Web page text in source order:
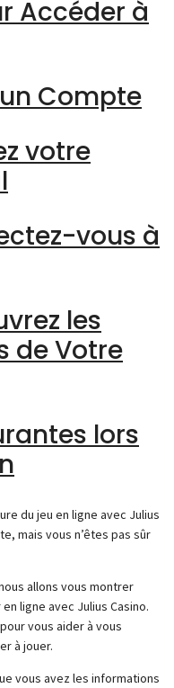
Accéder à
un Compte
votre
vous à
les
de Votre
lors
du jeu en ligne avec Julius
mais vous n’êtes pas sûr
allons vous montrer
ligne avec Julius Casino.
vous aider à vous
à jouer.
vous avez les informations